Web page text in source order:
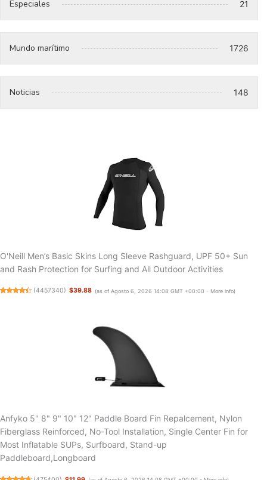
Especiales 21
Mundo marítimo 1726
Noticias 148
O'Neill Men’s Basic Skins Long Sleeve Rashguard, UPF 50+ Sun
and Rash Protection for Surfing and All Outdoor Activities
(4457340) $39.88 (as of Agosto 6, 2026 14:08 GMT +00:00 - More info)
Anfyko 5" 8" 9" 10" 12" Paddle Board Fin Repalcement, Nylon
Fiberglass Reinforced, No-Tool Installation, Single Center Fin for
Most Inflatable SUPs, Surfboard, Stand-up
Paddleboard,Longboard